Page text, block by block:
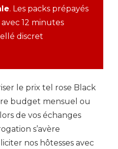
. Les packs prépayés
12 minutes
discret
le prix tel rose Black
budget mensuel ou
de vos échanges
s’avère
nos hôtesses avec